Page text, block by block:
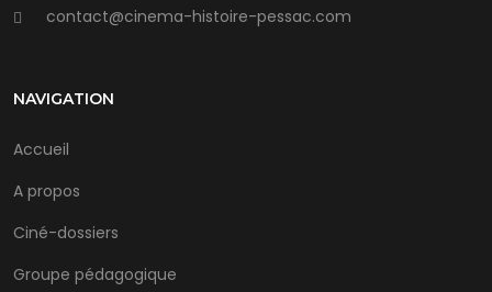
contact@cinema-histoire-pessac.com
NAVIGATION
Accueil
A propos
Ciné-dossiers
Groupe pédagogique